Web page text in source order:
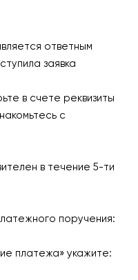
ответным
заявка
в счете реквизиты
с
в течение 5-ти
поручения:
укажите: